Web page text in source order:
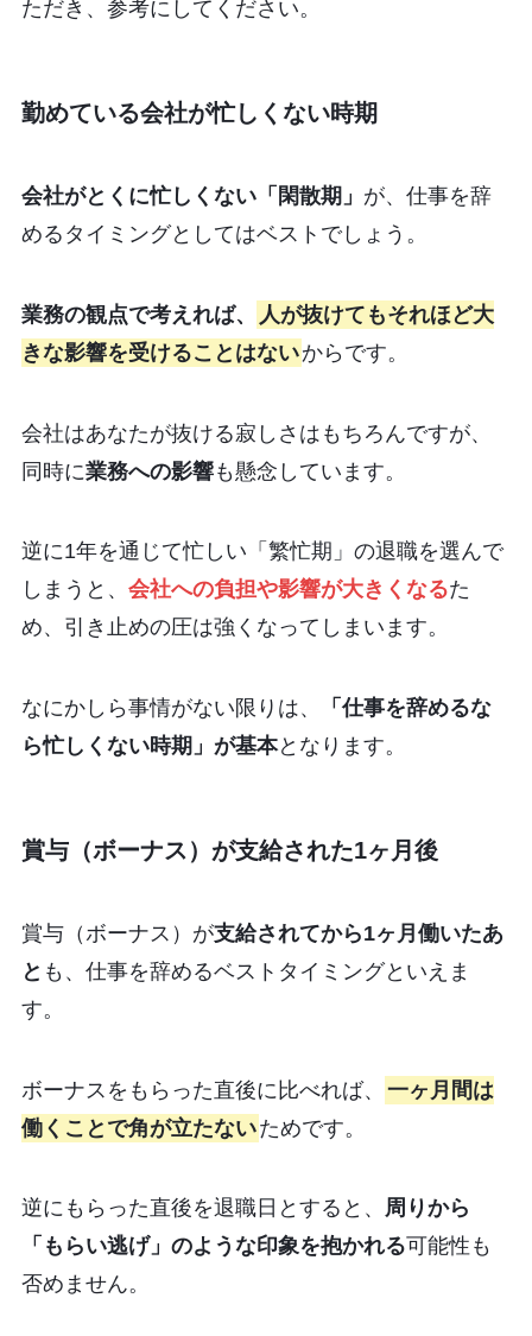
ただき、参考にしてください。
勤めている会社が忙しくない時期
会社がとくに忙しくない「閑散期」 が、仕事を辞
めるタイミングとしてはベストでしょう。
業務の観点で考えれば、
人が抜けてもそれほど大
きな影響を受けることはないからです。
会社はあなたが抜ける寂しさはもちろんですが、
同時に業務への影響も懸念しています。
逆に1年を通じて忙しい「繁忙期」の退職を選んで
しまうと、 会社への負担や影響が大きくなるた
め、引き止めの圧は強くなってしまいます。
なにかしら事情がない限りは、
「仕事を辞めるな
ら忙しくない時期」が基本となります。
賞与（ボーナス）が支給された1ヶ月後
賞与（ボーナス）が支給されてから1ヶ月働いたあ
と も、仕事を辞めるベストタイミングといえま
す。
ボーナスをもらった直後に比べれば、
一ヶ月間は
働くことで角が立たないためです。
逆にもらった直後を退職日とすると、 周りから
「もらい逃げ」のような印象を抱かれる可能性も
否めません。